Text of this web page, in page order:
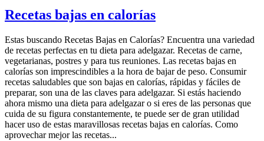
Recetas bajas en calorías
Estas buscando Recetas Bajas en Calorías? Encuentra una variedad
de recetas perfectas en tu dieta para adelgazar. Recetas de carne,
vegetarianas, postres y para tus reuniones. Las recetas bajas en
calorías son imprescindibles a la hora de bajar de peso. Consumir
recetas saludables que son bajas en calorías, rápidas y fáciles de
preparar, son una de las claves para adelgazar. Si estás haciendo
ahora mismo una dieta para adelgazar o si eres de las personas que
cuida de su figura constantemente, te puede ser de gran utilidad
hacer uso de estas maravillosas recetas bajas en calorías. Como
aprovechar mejor las recetas...